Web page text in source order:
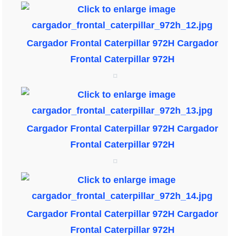
Cargador Frontal Caterpillar 972H Cargador
Frontal Caterpillar 972H
Cargador Frontal Caterpillar 972H Cargador
Frontal Caterpillar 972H
Cargador Frontal Caterpillar 972H Cargador
Frontal Caterpillar 972H